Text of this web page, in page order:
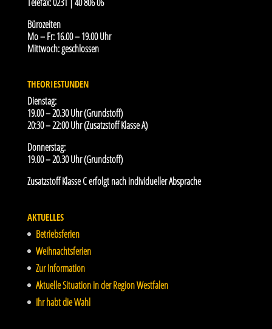
Bürozeiten
Mo – Fr: 16.00 – 19.00 Uhr
Mittwoch: geschlossen
THEORIESTUNDEN
Dienstag:
19.00 – 20.30 Uhr (Grundstoff)
20:30 – 22:00 Uhr (Zusatzstoff Klasse A)
Donnerstag:
19.00 – 20.30 Uhr (Grundstoff)
Zusatzstoff Klasse C erfolgt nach individueller Absprache
AKTUELLES
Betriebsferien
Weihnachtsferien
Zur Information
Aktuelle Situation in der Region Westfalen
Ihr habt die Wahl